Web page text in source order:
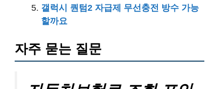
갤럭시 퀀텀2 자급제 무선충전 방수 가능
할까요
자주 묻는 질문